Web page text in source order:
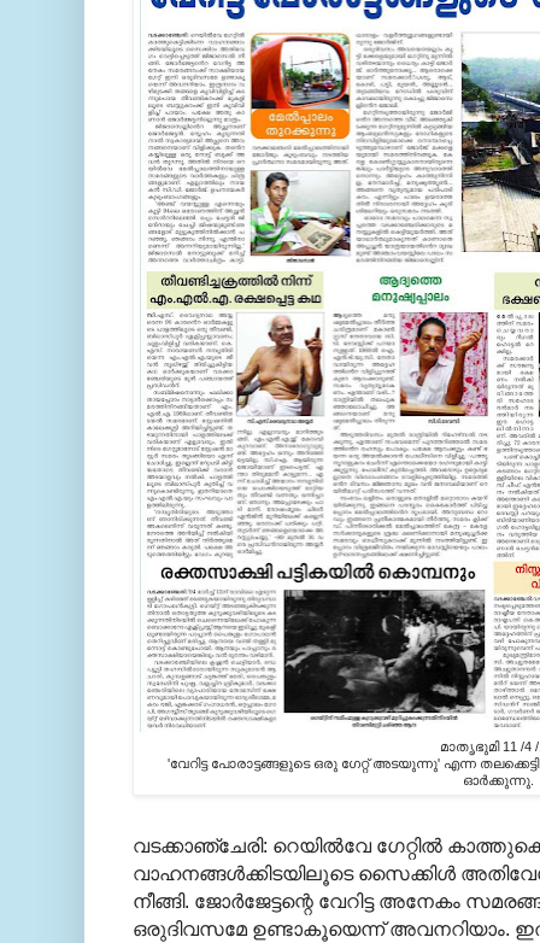
മാതൃഭുമി 11 /4
'വേറിട്ട പോരാട്ടങ്ങളുടെ ഒരു ഗേറ്റ് അടയുന്നു' എന്ന
ഓര്‍ക്കുന്നു.
വടക്കാഞ്ചേരി: റെയില്‍വേ ഗേറ്റില്‍
വാഹനങ്ങള്‍ക്കിടയിലൂടെ സൈക്കിള്‍
നീങ്ങി. ജോര്‍ജേട്ടന്റെ വേറിട്ട അനേകം
ഒരുദിവസമേ ഉണ്ടാകൂയെന്ന് അവനറിയാം.